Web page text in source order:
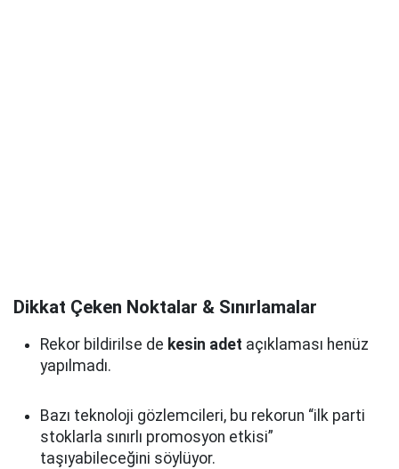
Dikkat Çeken Noktalar & Sınırlamalar
Rekor bildirilse de kesin adet açıklaması henüz
yapılmadı.
Bazı teknoloji gözlemcileri, bu rekorun “ilk parti
stoklarla sınırlı promosyon etkisi”
taşıyabileceğini söylüyor.